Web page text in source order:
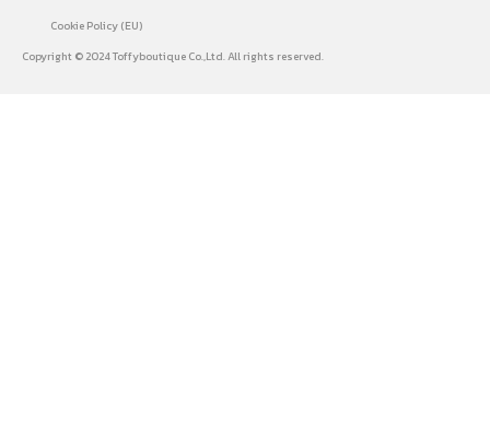
Cookie Policy (EU)
Copyright © 2024 Toffyboutique Co.,Ltd. All rights reserved.